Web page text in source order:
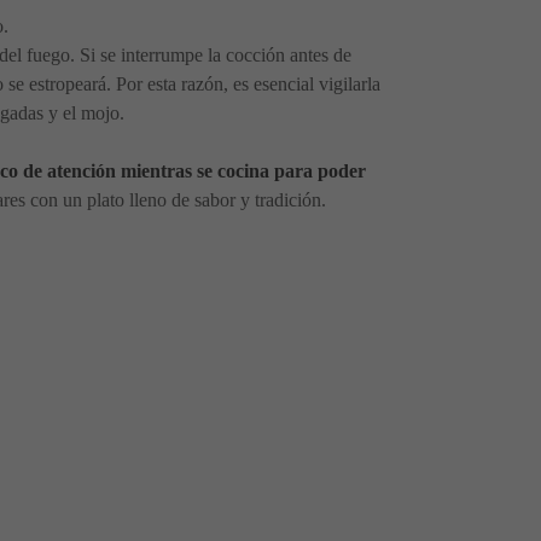
fuego. Si se interrumpe la cocción antes de
estropeará. Por esta razón, es esencial vigilarla
y el mojo.
de atención mientras se cocina para poder
con un plato lleno de sabor y tradición.